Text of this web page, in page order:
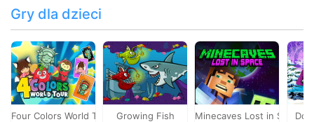
Gry dla dzieci
Four Colors World Tour Growing Fish Minecaves Lost in Space